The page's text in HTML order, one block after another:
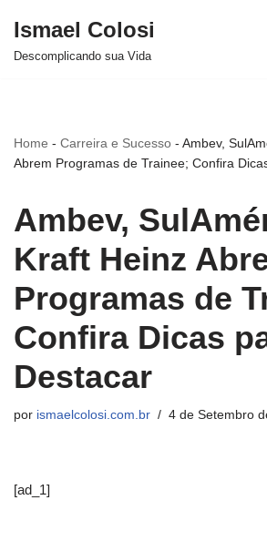
Avançar
Ismael Colosi
Descomplicando sua Vida
Home - Carreira e Sucesso - Ambev,
Abrem Programas de Trainee; Confira
Ambev,
Kraft Heinz
Programas de
Confira Dicas
Destacar
por ismaelcolosi.com.br 4 de Setembro
[ad_1]